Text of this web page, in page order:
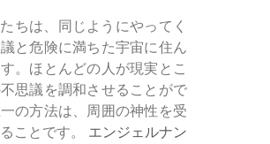
ちは、同じようにやってく
と危険に満ちた宇宙に住ん
。ほとんどの人が現実とこ
思議を調和させることがで
の方法は、周囲の神性を受
ことです。 エンジェルナン